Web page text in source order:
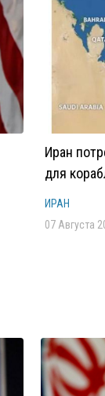
Иран
для
ИРАН
07 Августа